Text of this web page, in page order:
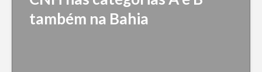
também na Bahia